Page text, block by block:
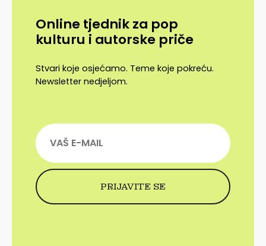
Online tjednik za pop
kulturu i autorske priče
Stvari koje osjećamo. Teme koje pokreću.
Newsletter nedjeljom.